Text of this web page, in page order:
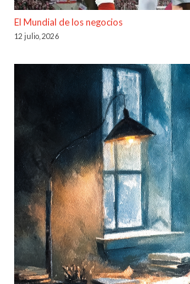
El Mundial de los negocios
12 julio, 2026